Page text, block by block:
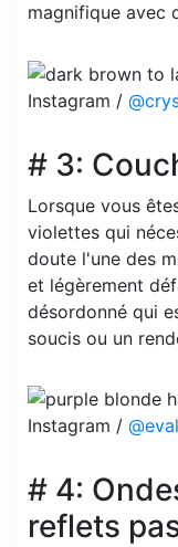
magnifique avec
Instagram /
# 3:
Lorsque vous
violettes qui
doute l'une des
et légèrement
désordonné qui
soucis ou un
Instagram /
# 4:
reflets